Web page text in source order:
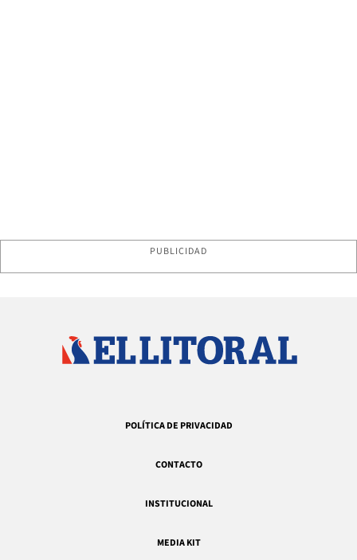
PUBLICIDAD
POLÍTICA DE PRIVACIDAD
CONTACTO
INSTITUCIONAL
MEDIA KIT